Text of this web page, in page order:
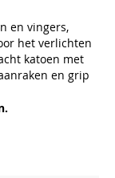
en vingers,
het verlichten
katoen met
en grip